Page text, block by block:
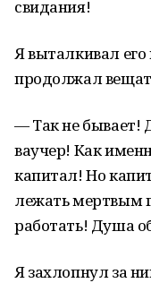
свидания!
Я выталкивал его
продолжал
— Так не бывает!
ваучер! Как
капитал! Но
лежать мертвым
работать! Душа
Я захлопнул за